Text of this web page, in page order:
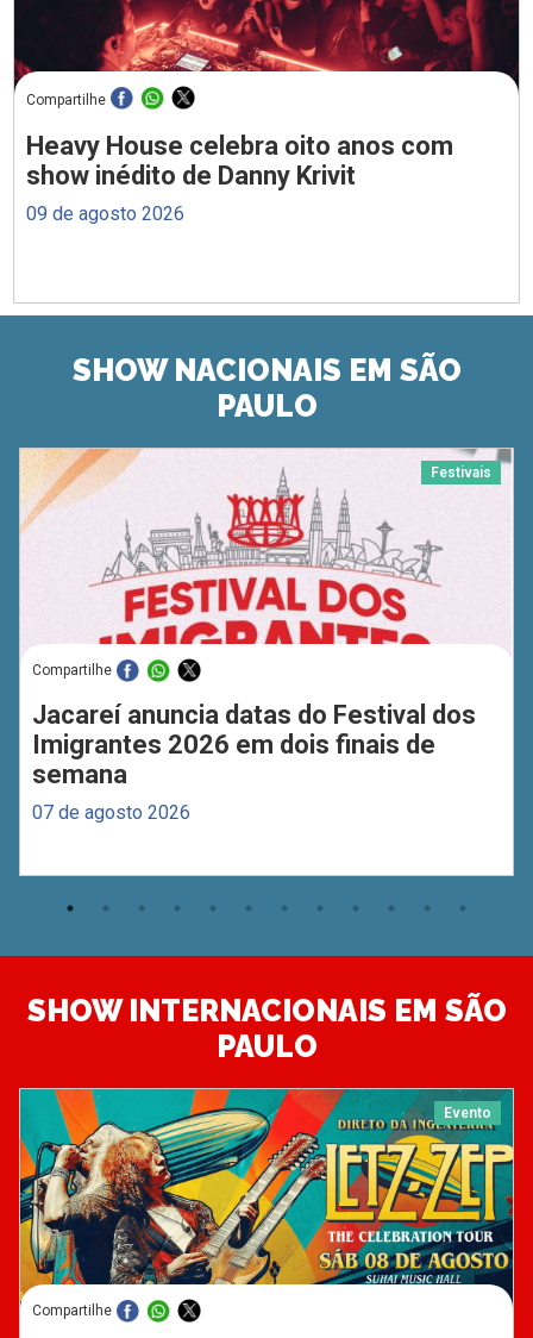
Compartilhe
Heavy House celebra oito anos com
show inédito de Danny Krivit
09 de agosto 2026
SHOW NACIONAIS EM SÃO
PAULO
Festivais
Compartilhe
Jacareí anuncia datas do Festival dos
Imigrantes 2026 em dois finais de
semana
07 de agosto 2026
SHOW INTERNACIONAIS EM SÃO
PAULO
Evento
Compartilhe